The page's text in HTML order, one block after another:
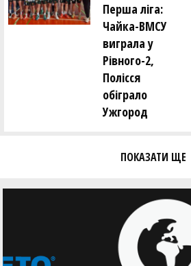
Перша ліга:
Чайка-ВМСУ
виграла у
Рівного-2,
Полісся
обіграло
Ужгород
ПОКАЗАТИ ЩЕ